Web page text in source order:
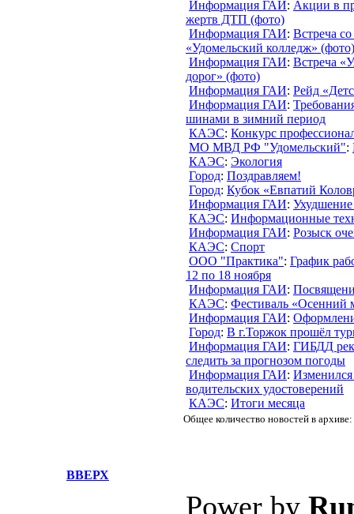
Информация ГАИ: Акции в
жертв ДТП (фото)
Информация ГАИ: Встреча
«Удомельский колледж» (фото)
Информация ГАИ: Встреча
дорог» (фото)
Информация ГАИ: Рейд
Информация ГАИ:
шинами в зимний период
КАЭС: Конкурс
МО МВД РФ "Удомельский":
КАЭС: Экология
Город: Поздравляем!
Город: Кубок «Евпатий
Информация ГАИ:
КАЭС: Информационные
Информация ГАИ: Розыск
КАЭС: Спорт
ООО "Практика": График
12 по 18 ноября
Информация ГАИ:
КАЭС: Фестиваль «Осенний
Информация ГАИ:
Город: В г.Торжок прошёл
Информация ГАИ: ГИБДД
следить за прогнозом погоды
Информация ГАИ: Изменился
водительских удостоверений
КАЭС: Итоги месяца
Общее количество новостей в
ВВЕРХ
Power by